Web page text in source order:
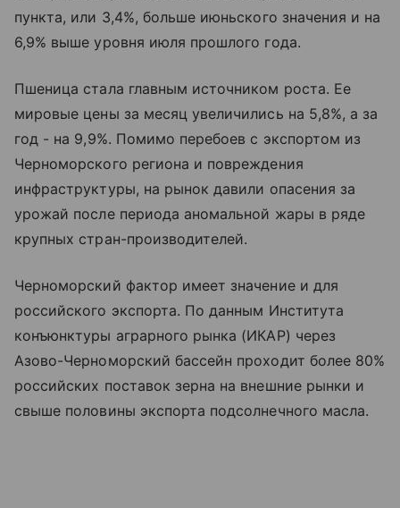
пункта, или 3,4%, больше июньского значения и на
6,9% выше уровня июля прошлого года.
Пшеница стала главным источником роста. Ее
мировые цены за месяц увеличились на 5,8%, а за
год - на 9,9%. Помимо перебоев с экспортом из
Черноморского региона и повреждения
инфраструктуры, на рынок давили опасения за
урожай после периода аномальной жары в ряде
крупных стран-производителей.
Черноморский фактор имеет значение и для
российского экспорта. По данным Института
конъюнктуры аграрного рынка (ИКАР) через
Азово-Черноморский бассейн проходит более 80%
российских поставок зерна на внешние рынки и
свыше половины экспорта подсолнечного масла.